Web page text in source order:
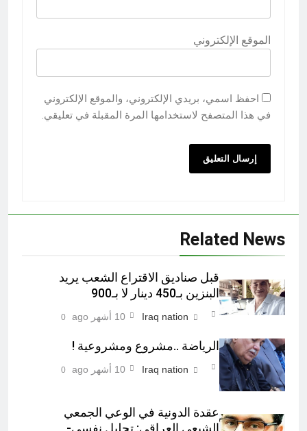
الموقع الإلكتروني
احفظ اسمي، بريدي الإلكتروني، والموقع الإلكتروني
في هذا المتصفح لاستخدامها المرة المقبلة في تعليقي.
Related News
قبل صناديق الاقتراع الشعب يريد
البنزين بـ450 دينار لا بـ900
Iraq nation 10 أشهر ago 0
الرياضة ..مشروع ومشروعية !
Iraq nation 10 أشهر ago 0
عقدة الدونية في الوعي الجمعي
الشيعي العراقي: تحليل نفسي-